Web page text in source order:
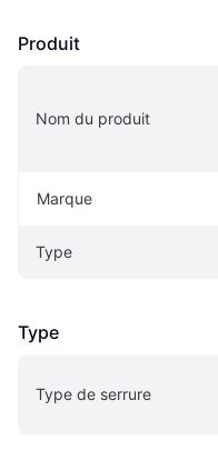
Produit
Nom du produit
Marque
Type
Type
Type de serrure